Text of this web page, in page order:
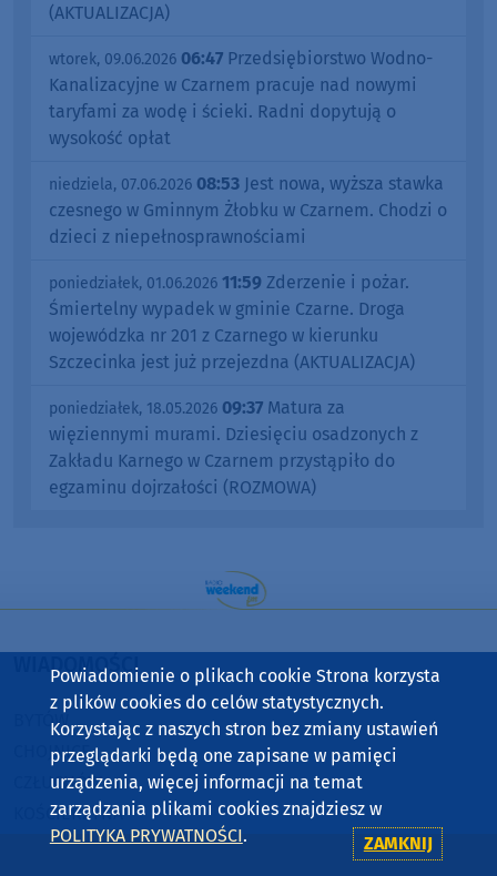
(AKTUALIZACJA)
wtorek, 09.06.2026 06:47 Przedsiębiorstwo Wodno-
Kanalizacyjne w Czarnem pracuje nad nowymi
taryfami za wodę i ścieki. Radni dopytują o
wysokość opłat
niedziela, 07.06.2026 08:53 Jest nowa, wyższa stawka
czesnego w Gminnym Żłobku w Czarnem. Chodzi o
dzieci z niepełnosprawnościami
poniedziałek, 01.06.2026 11:59 Zderzenie i pożar.
Śmiertelny wypadek w gminie Czarne. Droga
wojewódzka nr 201 z Czarnego w kierunku
Szczecinka jest już przejezdna (AKTUALIZACJA)
poniedziałek, 18.05.2026 09:37 Matura za
więziennymi murami. Dziesięciu osadzonych z
Zakładu Karnego w Czarnem przystąpiło do
egzaminu dojrzałości (ROZMOWA)
WIADOMOŚCI
BYTÓW
CHOJNICE
CZŁUCHÓW
KOŚCIERZYNA
SĘPÓLNO KRAJEŃSKIE
Powiadomienie o plikach cookie Strona korzysta
z plików cookies do celów statystycznych.
Korzystając z naszych stron bez zmiany ustawień
przeglądarki będą one zapisane w pamięci
urządzenia, więcej informacji na temat
zarządzania plikami cookies znajdziesz w
POLITYKA PRYWATNOŚCI. ZAMKNIJ